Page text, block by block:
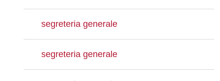
segreteria generale
segreteria generale